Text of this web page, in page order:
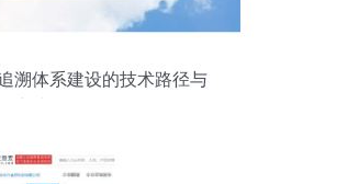
溯体系建设的技术路径与